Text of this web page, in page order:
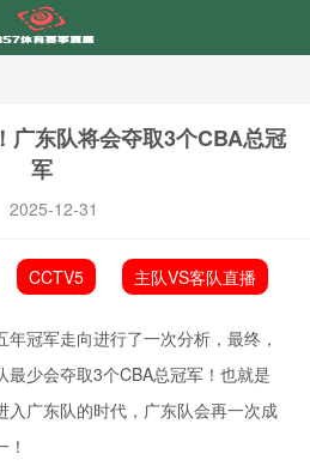
广东队将会夺取3个CBA总冠
军
2025-12-31
CCTV5 主队VS客队直播
冠军走向进行了一次分析，最终，
少会夺取3个CBA总冠军！也就是
入广东队的时代，广东队会再一次成